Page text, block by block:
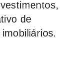
,
de